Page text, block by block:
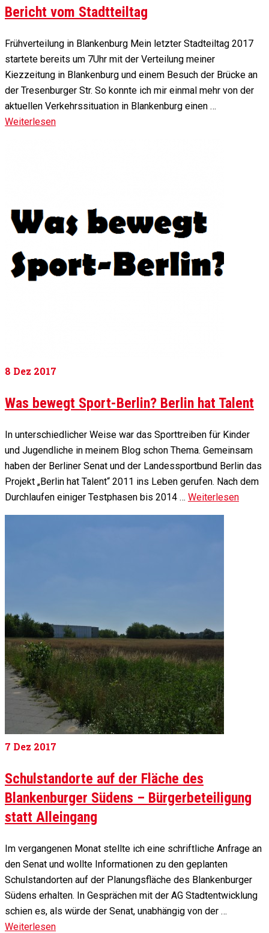
Bericht vom Stadtteiltag
Frühverteilung in Blankenburg Mein letzter Stadteiltag 2017
startete bereits um 7Uhr mit der Verteilung meiner
Kiezzeitung in Blankenburg und einem Besuch der Brücke an
der Tresenburger Str. So konnte ich mir einmal mehr von der
aktuellen Verkehrssituation in Blankenburg einen …
Weiterlesen
8 Dez 2017
Was bewegt Sport-Berlin? Berlin hat Talent
In unterschiedlicher Weise war das Sporttreiben für Kinder
und Jugendliche in meinem Blog schon Thema. Gemeinsam
haben der Berliner Senat und der Landessportbund Berlin das
Projekt „Berlin hat Talent“ 2011 ins Leben gerufen. Nach dem
Durchlaufen einiger Testphasen bis 2014 … Weiterlesen
7 Dez 2017
Schulstandorte auf der Fläche des
Blankenburger Südens – Bürgerbeteiligung
statt Alleingang
Im vergangenen Monat stellte ich eine schriftliche Anfrage an
den Senat und wollte Informationen zu den geplanten
Schulstandorten auf der Planungsfläche des Blankenburger
Südens erhalten. In Gesprächen mit der AG Stadtentwicklung
schien es, als würde der Senat, unabhängig von der …
Weiterlesen